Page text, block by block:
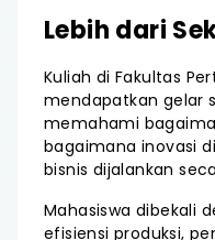
Lebih dari
Kuliah di Fakultas
mendapatkan gelar
memahami
bagaimana inovasi
bisnis dijalankan
Mahasiswa dibekali
efisiensi produksi,